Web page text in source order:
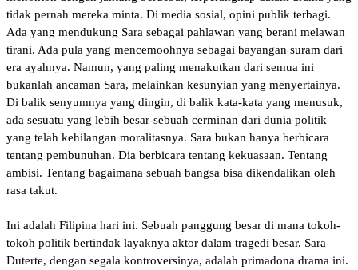
tidak pernah mereka minta. Di media sosial, opini publik terbagi.
Ada yang mendukung Sara sebagai pahlawan yang berani melawan
tirani. Ada pula yang mencemoohnya sebagai bayangan suram dari
era ayahnya. Namun, yang paling menakutkan dari semua ini
bukanlah ancaman Sara, melainkan kesunyian yang menyertainya.
Di balik senyumnya yang dingin, di balik kata-kata yang menusuk,
ada sesuatu yang lebih besar-sebuah cerminan dari dunia politik
yang telah kehilangan moralitasnya. Sara bukan hanya berbicara
tentang pembunuhan. Dia berbicara tentang kekuasaan. Tentang
ambisi. Tentang bagaimana sebuah bangsa bisa dikendalikan oleh
rasa takut.
Ini adalah Filipina hari ini. Sebuah panggung besar di mana tokoh-
tokoh politik bertindak layaknya aktor dalam tragedi besar. Sara
Duterte, dengan segala kontroversinya, adalah primadona drama ini.